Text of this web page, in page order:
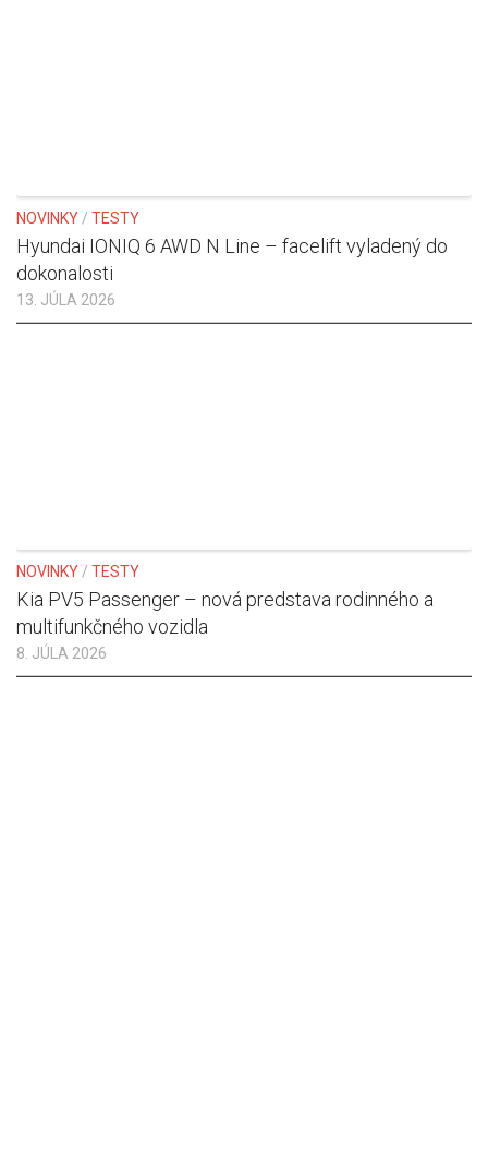
NOVINKY/ TESTY
Hyundai IONIQ 6 AWD N Line – facelift vyladený do
dokonalosti
13. JÚLA 2026
NOVINKY/ TESTY
Kia PV5 Passenger – nová predstava rodinného a
multifunkčného vozidla
8. JÚLA 2026